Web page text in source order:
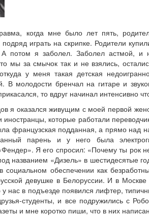
когда мне было лет пять,
играть на скрипке. Родители
потом я заболел. Заболел астмой, и
мы за смычок так и не взялись,
у меня такая детская
В молодости бренчал на гитаре и
то вдруг начинал интенсивно
я оказался живущим с моей первой
которые работали
французская подданная, а прямо над
парень и у него была
Я его спросил: «Почему ты рок
названием «Дизель» в шестидесятые
социальном обеспечении как
девушке в Белоруссии. И в Москве
нас в подъезде появился лифтер,
студенты, и все подружились с
и мне коротко пиши, что в них